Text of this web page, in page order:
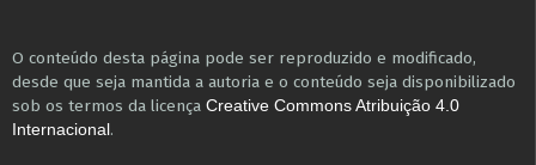
O conteúdo desta página pode ser reproduzido e modificado,
desde que seja mantida a autoria e o conteúdo seja disponibilizado
sob os termos da licença Creative Commons Atribuição 4.0
Internacional .